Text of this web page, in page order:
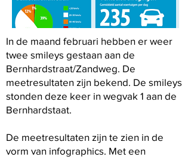
In de maand februari hebben er weer
twee smileys gestaan aan de
Bernhardstraat/Zandweg. De
meetresultaten zijn bekend. De smileys
stonden deze keer in wegvak 1 aan de
Bernhardstaat.
De meetresultaten zijn te zien in de
vorm van infographics. Met een